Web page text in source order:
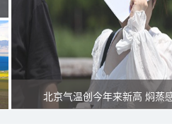
北京气温创今年来新高 焖蒸